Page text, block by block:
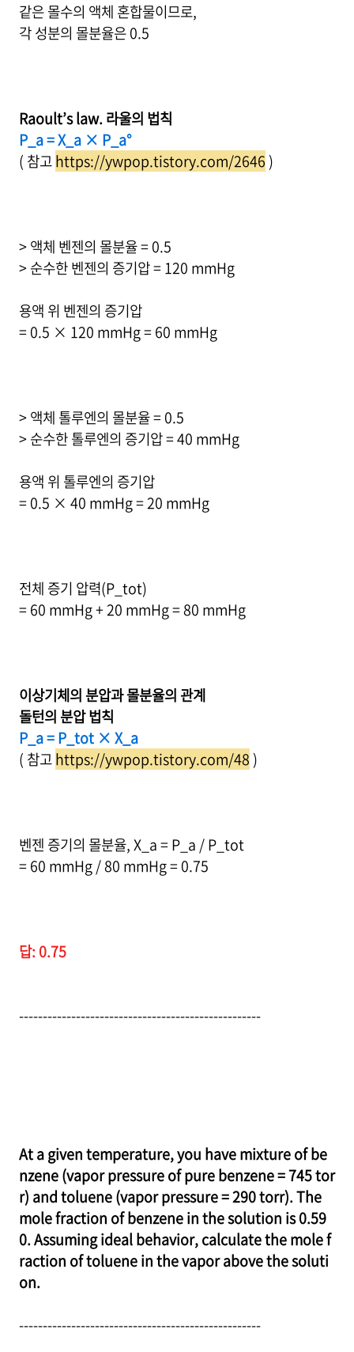
같은 몰수의 액체 혼합물이므로,
각 성분의 몰분율은 0.5
Raoult’s law. 라울의 법칙
P_a = X_a × P_a°
( 참고https://ywpop.tistory.com/2646 )
> 액체 벤젠의 몰분율 = 0.5
> 순수한 벤젠의 증기압 = 120 mmHg
용액 위 벤젠의 증기압
= 0.5 × 120 mmHg = 60 mmHg
> 액체 톨루엔의 몰분율 = 0.5
> 순수한 톨루엔의 증기압 = 40 mmHg
용액 위 톨루엔의 증기압
= 0.5 × 40 mmHg = 20 mmHg
전체 증기 압력(P_tot)
= 60 mmHg + 20 mmHg = 80 mmHg
이상기체의 분압과 몰분율의 관계
돌턴의 분압 법칙
P_a = P_tot × X_a
( 참고https://ywpop.tistory.com/48 )
벤젠 증기의 몰분율, X_a = P_a / P_tot
= 60 mmHg / 80 mmHg = 0.75
답: 0.75
---------------------------------------------------
At a given temperature, you have mixture of be
nzene (vapor pressure of pure benzene = 745 tor
r) and toluene (vapor pressure = 290 torr). The
mole fraction of benzene in the solution is 0.59
0. Assuming ideal behavior, calculate the mole f
raction of toluene in the vapor above the soluti
on.
---------------------------------------------------